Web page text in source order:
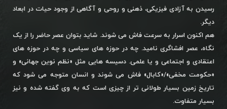
رسیدن به آزادی فیزیکی، ذهنی و روحی و آگاهی از وجود حیات در ابعاد
دیگر.
هم اکنون اسرار به سرعت فاش می شوند. شاید بتوان عصر حاضر را از یک
نگاه، عصر افشاگری نامید. چه در حوزه های سیاسی و چه در حوزه های
اعتقادی و اجتماعی و یا علمی. دسیسه هایی مثل «نظم نوین جهانی» و
«حکومت مخفی»/«کابال» فاش می شوند و انسان متوجه می شود که
تاریخ زمین بسیار طولانی تر از چیزی است که به وی گفته شده و نیز
بسیار متفاوت.